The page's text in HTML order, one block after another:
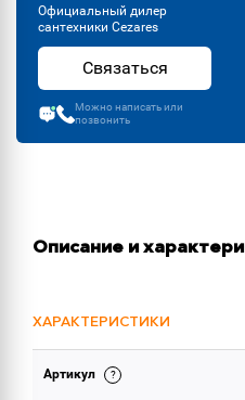
Официальный дилер
сантехники Cezares
Связаться
Можно написать или
позвонить
Описание и
ХАРАКТЕРИСТИКИ
ОБЪЕМ ПОСТАВКИ
Артикул